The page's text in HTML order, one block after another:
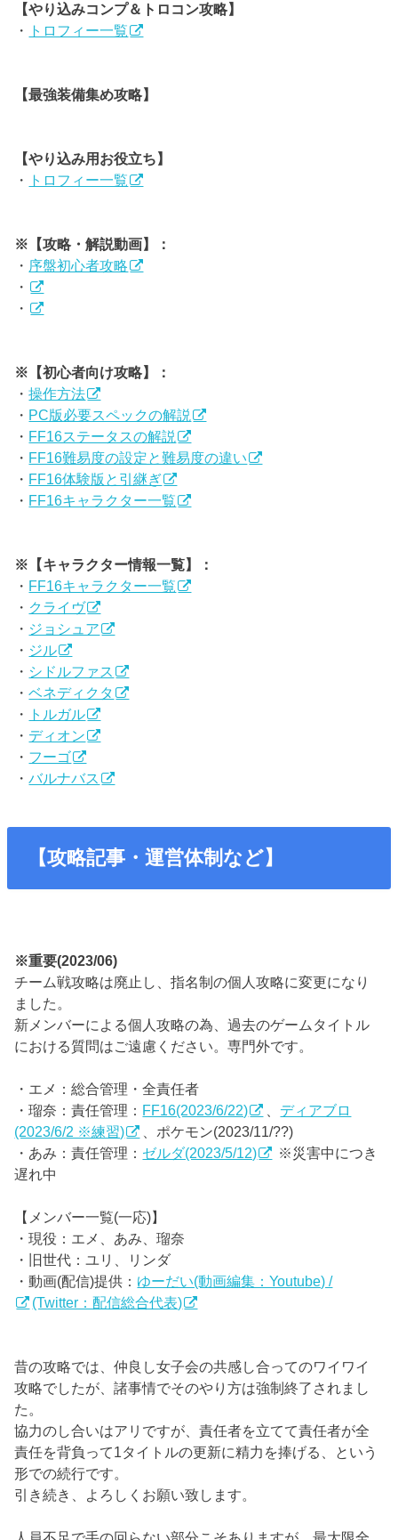
【やり込みコンプ＆トロコン攻略】
・
トロフィー一覧
【最強装備集め攻略】
【やり込み用お役立ち】
・
トロフィー一覧
※【攻略・解説動画】：
・ 序盤初心者攻略
・
・
※【初心者向け攻略】：
・操作方法
・ PC版必要スペックの解説
・ FF16ステータスの解説
・ FF16難易度の設定と難易度の違い
・ FF16体験版と引継ぎ
・ FF16キャラクター一覧
※【キャラクター情報一覧】：
・ FF16キャラクター一覧
・ クライヴ
・ ジョシュア
・ ジル
・ シドルファス
・ベネディクタ
・
トルガル
・ ディオン
・ フーゴ
・バルナバス
【攻略記事・運営体制など】
※重要(2023/06)
チーム戦攻略は廃止し、指名制の個人攻略に変更になり
ました。
新メンバーによる個人攻略の為、過去のゲームタイトル
における質問はご遠慮ください。専門外です。
・エメ：総合管理・全責任者
・瑠奈：責任管理： FF16(2023/6/22)
ディアブロ
(2023/6/2 ※練習)
、ポケモン(2023/11/??)
・あみ：責任管理： ゼルダ(2023/5/12)
※災害中につき
遅れ中
【メンバー一覧(一応)】
・現役：エメ、あみ、瑠奈
・旧世代：ユリ、リンダ
・動画(配信)提供： ゆーだい(動画編集：Youtube) /
(Twitter：配信総合代表)
昔の攻略では、仲良し女子会の共感し合ってのワイワイ
攻略でしたが、諸事情でそのやり方は強制終了されまし
た。
協力のし合いはアリですが、責任者を立てて責任者が全
責任を背負って1タイトルの更新に精力を捧げる、という
形での続行です。
引き続き、よろしくお願い致します。